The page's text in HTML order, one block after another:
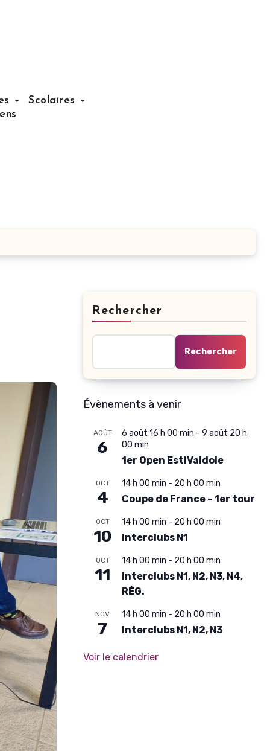
Scolaires
Rechercher
Rechercher
Évènements à venir
AOÛT
6
6 août 16 h 00 min - 9 août 20 h
00 min
1er Open EstiValdoie
OCT
4
14 h 00 min - 20 h 00 min
Coupe de France – 1er tour
OCT
10
14 h 00 min - 20 h 00 min
Interclubs N1
OCT
11
14 h 00 min - 20 h 00 min
Interclubs N1, N2, N3, N4,
RÉG.
NOV
7
14 h 00 min - 20 h 00 min
Interclubs N1, N2, N3
Voir le calendrier